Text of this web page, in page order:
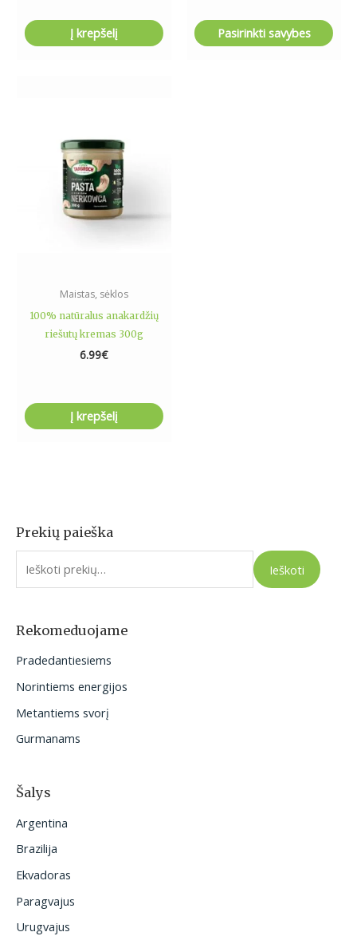
Prekių paieška
I
e
o
:
Ieškoti
Rekomeduojame
Pradedantiesiems
Norintiems energijos
Metantiems svorį
Gurmanams
Šalys
Argentina
Brazilija
Ekvadoras
Paragvajus
Urugvajus
Į krepšelį Pasirinkti savybes
Maistas, sėklos
100% natūralus anakardžių
riešutų kremas 300g
6.99€
Į krepšelį